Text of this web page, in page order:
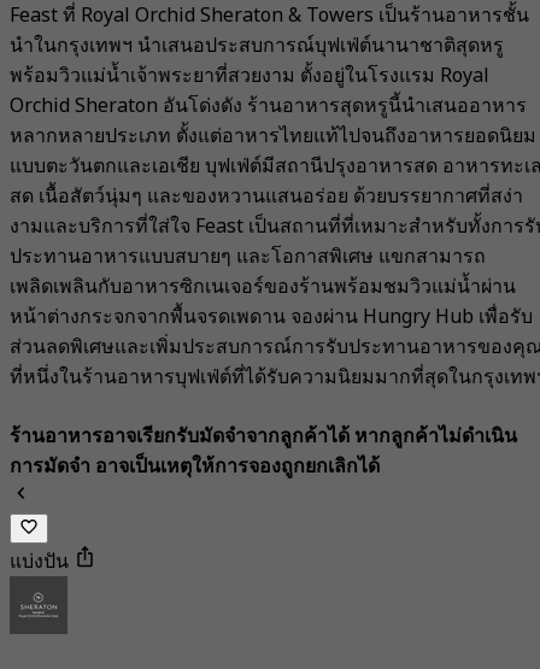
Feast ที่ Royal Orchid Sheraton & Towers เป็นร้านอาหารชั้น
นำในกรุงเทพฯ นำเสนอประสบการณ์บุฟเฟ่ต์นานาชาติสุดหรู
พร้อมวิวแม่น้ำเจ้าพระยาที่สวยงาม ตั้งอยู่ในโรงแรม Royal
Orchid Sheraton อันโด่งดัง ร้านอาหารสุดหรูนี้นำเสนออาหาร
หลากหลายประเภท ตั้งแต่อาหารไทยแท้ไปจนถึงอาหารยอดนิยม
แบบตะวันตกและเอเชีย บุฟเฟ่ต์มีสถานีปรุงอาหารสด อาหารทะเ
สด เนื้อสัตว์นุ่มๆ และของหวานแสนอร่อย ด้วยบรรยากาศที่สง่า
งามและบริการที่ใส่ใจ Feast เป็นสถานที่ที่เหมาะสำหรับทั้งการ
ประทานอาหารแบบสบายๆ และโอกาสพิเศษ แขกสามารถ
เพลิดเพลินกับอาหารซิกเนเจอร์ของร้านพร้อมชมวิวแม่น้ำผ่าน
หน้าต่างกระจกจากพื้นจรดเพดาน จองผ่าน Hungry Hub เพื่อรับ
ส่วนลดพิเศษและเพิ่มประสบการณ์การรับประทานอาหารของคุ
ที่หนึ่งในร้านอาหารบุฟเฟ่ต์ที่ได้รับความนิยมมากที่สุดในกรุงเท
ร้านอาหารอาจเรียกรับมัดจำจากลูกค้าได้ หากลูกค้าไม่ดำเนิน
การมัดจำ อาจเป็นเหตุให้การจองถูกยกเลิกได้
แบ่งปัน